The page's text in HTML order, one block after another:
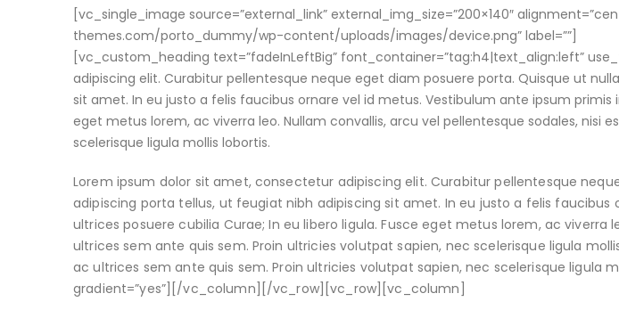
[vc_single_image source=”external_link” external_img_size=”200×140″
themes.com/porto_dummy/wp-content/uploads/images/device.png” label=””]
[vc_custom_heading text=”fadeInLeftBig” font_container=”tag:h4|text_align:left”
adipiscing elit. Curabitur pellentesque neque eget diam posuere porta. Quisque ut
sit amet. In eu justo a felis faucibus ornare vel id metus. Vestibulum ante ipsum
eget metus lorem, ac viverra leo. Nullam convallis, arcu vel pellentesque sodales, nisi
scelerisque ligula mollis lobortis.
Lorem ipsum dolor sit amet, consectetur adipiscing elit. Curabitur pellentesque
adipiscing porta tellus, ut feugiat nibh adipiscing sit amet. In eu justo a felis
ultrices posuere cubilia Curae; In eu libero ligula. Fusce eget metus lorem, ac
ultrices sem ante quis sem. Proin ultricies volutpat sapien, nec scelerisque ligula
ac ultrices sem ante quis sem. Proin ultricies volutpat sapien, nec scelerisque ligula
gradient=”yes”][/vc_column][/vc_row][vc_row][vc_column]